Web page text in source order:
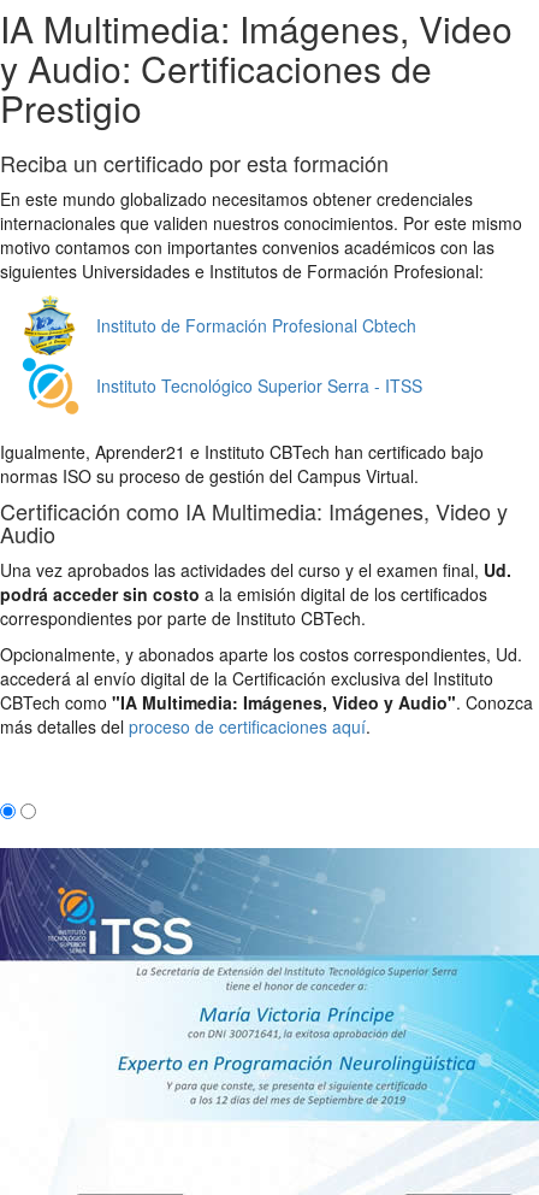
IA Multimedia: Imágenes, Video
y Audio: Certificaciones de
Prestigio
Reciba un certificado por esta formación
En este mundo globalizado necesitamos obtener credenciales
internacionales que validen nuestros conocimientos. Por este mismo
motivo contamos con importantes convenios académicos con las
siguientes Universidades e Institutos de Formación Profesional:
Instituto de Formación Profesional Cbtech
Instituto Tecnológico Superior Serra - ITSS
Igualmente, Aprender21 e Instituto CBTech han certificado bajo
normas ISO su proceso de gestión del Campus Virtual.
Certificación como IA Multimedia: Imágenes, Video y
Audio
Una vez aprobados las actividades del curso y el examen final, Ud.
podrá acceder sin costo a la emisión digital de los certificados
correspondientes por parte de Instituto CBTech.
Opcionalmente, y abonados aparte los costos correspondientes, Ud.
accederá al envío digital de la Certificación exclusiva del Instituto
CBTech como "IA Multimedia: Imágenes, Video y Audio". Conozca
más detalles del proceso de certificaciones aquí.